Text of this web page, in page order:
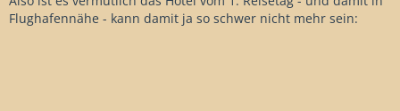
Flughafennähe - kann damit ja so schwer nicht mehr sein: